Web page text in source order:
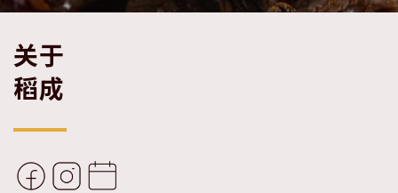
关于
稻成